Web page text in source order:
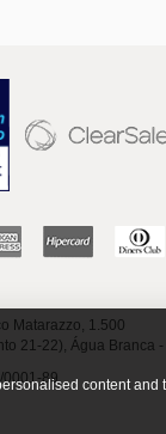
Matarazzo, 1.500
21-22), Água Branca -
0001-89
content